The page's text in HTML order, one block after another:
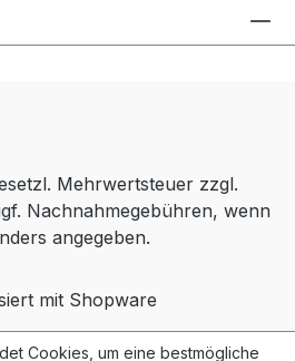
Mehrwertsteuer zzgl.
Nachnahmegebühren, wenn
angegeben.
mit Shopware
Cookies, um eine bestmögliche